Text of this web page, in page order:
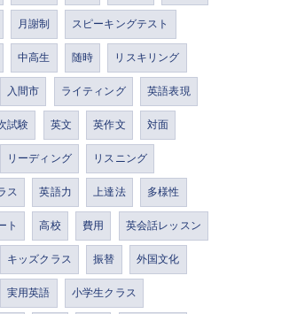
月謝制
スピーキングテスト
中高生 随時
リスキリング
入間市 ライティング
英語表現
試験
英文 英作文
対面
リーディング
リスニング
ス
英語力 上達法
多様性
ト
高校 費用
英会話レッスン
キッズクラス 振替
外国文化
実用英語
小学生クラス